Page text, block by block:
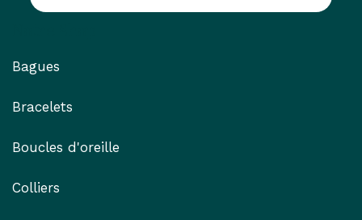
Bagues
Bracelets
Boucles d'oreille
Colliers